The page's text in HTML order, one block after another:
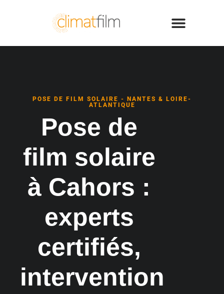
POSE DE FILM SOLAIRE - NANTES & LOIRE-
ATLANTIQUE
Pose de
film solaire
à Cahors :
experts
certifiés,
intervention